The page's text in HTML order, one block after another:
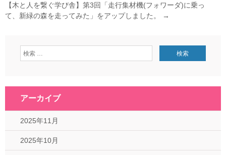
【木と人を繋ぐ学び舎】第3回「走行集材機(フォワーダ)に乗っ
て、新緑の森を走ってみた」をアップしました。
→
アーカイブ
2025年11月
2025年10月